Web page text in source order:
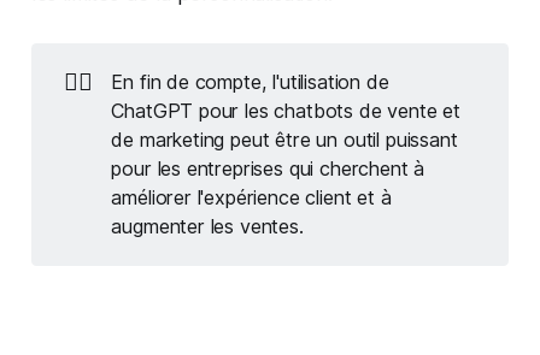
👉🏻
En fin de compte, l'utilisation de
ChatGPT pour les chatbots de vente et
de marketing peut être un outil puissant
pour les entreprises qui cherchent à
améliorer l'expérience client et à
augmenter les ventes.